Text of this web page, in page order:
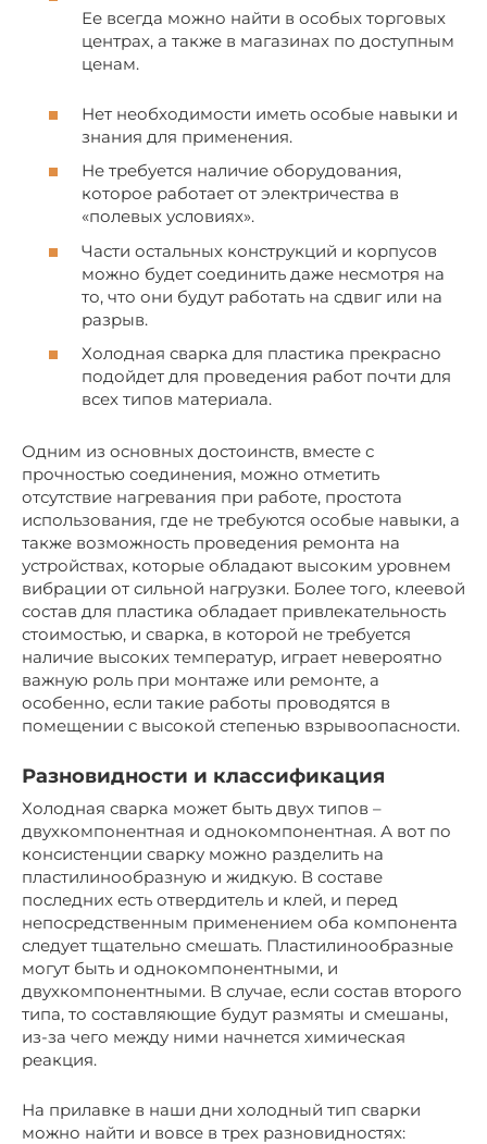
Ее всегда можно найти в особых торговых
центрах, а также в магазинах по доступным
ценам.
Нет необходимости иметь особые навыки и
знания для применения.
Не требуется наличие оборудования,
которое работает от электричества в
«полевых условиях».
Части остальных конструкций и корпусов
можно будет соединить даже несмотря на
то, что они будут работать на сдвиг или на
разрыв.
Холодная сварка для пластика прекрасно
подойдет для проведения работ почти для
всех типов материала.
Одним из основных достоинств, вместе с
прочностью соединения, можно отметить
отсутствие нагревания при работе, простота
использования, где не требуются особые навыки, а
также возможность проведения ремонта на
устройствах, которые обладают высоким уровнем
вибрации от сильной нагрузки. Более того, клеевой
состав для пластика обладает привлекательность
стоимостью, и сварка, в которой не требуется
наличие высоких температур, играет невероятно
важную роль при монтаже или ремонте, а
особенно, если такие работы проводятся в
помещении с высокой степенью взрывоопасности.
Разновидности и классификация
Холодная сварка может быть двух типов –
двухкомпонентная и однокомпонентная. А вот по
консистенции сварку можно разделить на
пластилинообразную и жидкую. В составе
последних есть отвердитель и клей, и перед
непосредственным применением оба компонента
следует тщательно смешать. Пластилинообразные
могут быть и однокомпонентными, и
двухкомпонентными. В случае, если состав второго
типа, то составляющие будут размяты и смешаны,
из-за чего между ними начнется химическая
реакция.
На прилавке в наши дни холодный тип сварки
можно найти и вовсе в трех разновидностях: